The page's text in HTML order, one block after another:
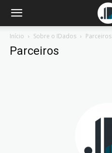
Início Sobre o IDados Parceiros
Parceiros